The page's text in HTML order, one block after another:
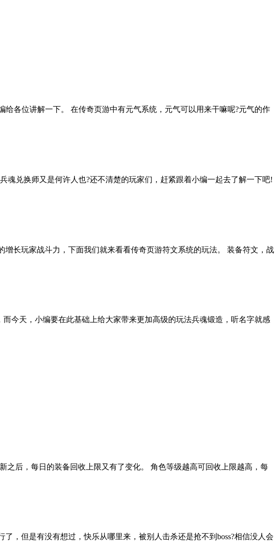
各位讲解一下。 在传奇页游中有元气系统，元气可以用来干嘛呢?元气的作
兑换师又是何许人也?还不清楚的玩家们，赶紧跟着小编一起去了解一下吧!
长玩家战斗力，下面我们就来看看传奇页游符文系统的玩法。 装备符文，战
天，小编要在此基础上给大家带来更加高级的玩法兵魂锻造，听名字就感
后，每日的装备回收上限又有了变化。 角色等级越高可回收上限越高，每
但是有没有想过，快乐从哪里来，被别人击杀还是抢不到boss?相信没人会